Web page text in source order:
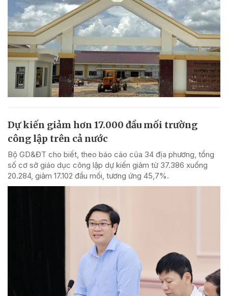
Dự kiến giảm hơn 17.000 đầu mối trường
công lập trên cả nước
Bộ GD&ĐT cho biết, theo báo cáo của 34 địa phương, tổng
số cơ sở giáo dục công lập dự kiến giảm từ 37.386 xuống
20.284, giảm 17.102 đầu mối, tương ứng 45,7%.